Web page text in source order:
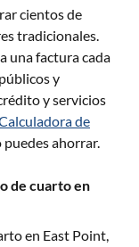
cientos de
tradicionales.
una factura cada
y
y servicios
de
ahorrar.
de cuarto en
en East Point,